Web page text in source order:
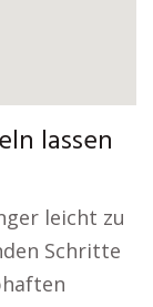
lassen
leicht zu
Schritte